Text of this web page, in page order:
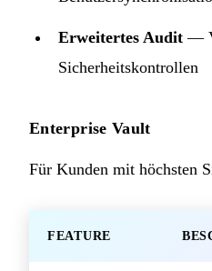
Erweitertes Audit —
Sicherheitskontrollen
Enterprise Vault
Für Kunden mit höchsten
FEATURE